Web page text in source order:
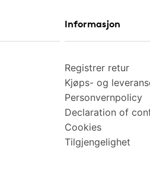
Informasjon
Registrer retur
Kjøps- og
Personvernpolicy
Declaration of
Cookies
Tilgjengelighet